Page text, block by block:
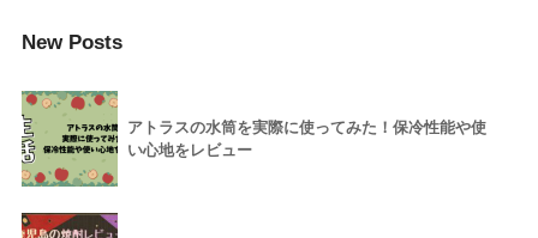
New Posts
アトラスの水筒を実際に使ってみた！保冷性能や使
い心地をレビュー